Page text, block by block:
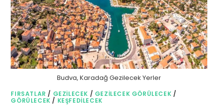
Budva, Karadağ Gezilecek Yerler
FIRSATLAR / GEZILECEK / GEZILECEK GÖRÜLECEK /
GÖRÜLECEK / KEŞFEDILECEK